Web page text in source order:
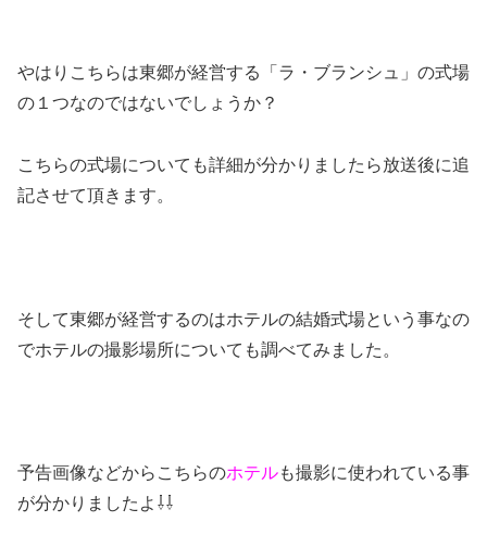
やはりこちらは東郷が経営する「ラ・ブランシュ」の式場
の１つなのではないでしょうか？
こちらの式場についても詳細が分かりましたら放送後に追
記させて頂きます。
そして東郷が経営するのはホテルの結婚式場という事なの
でホテルの撮影場所についても調べてみました。
予告画像などからこちらのホテルも撮影に使われている事
が分かりましたよ⇩⇩